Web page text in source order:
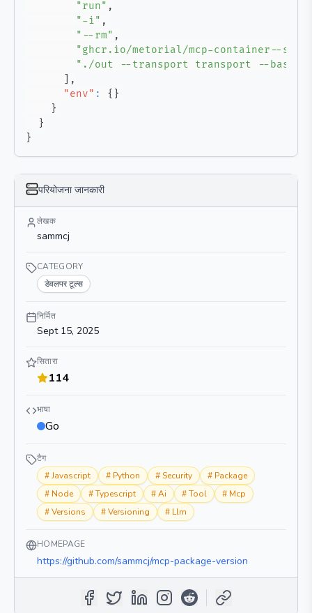
"run" ,
"-i" ,
"--rm" ,
"ghcr.io/metorial/mcp-container--
"./out --transport transport --base-
,
"env" : { }
}
}
}
परियोजना जानकारी
लेखक
sammcj
CATEGORY
डेवलपर टूल्स
निर्मित
Sept 15, 2025
सितारा
114
भाषा
Go
टैग
#Javascript # Python #Security # Package
# Node #Typescript #Ai #Tool # Mcp
#Versions #Versioning # Llm
HOMEPAGE
https://github.com/sammcj/mcp-package-version